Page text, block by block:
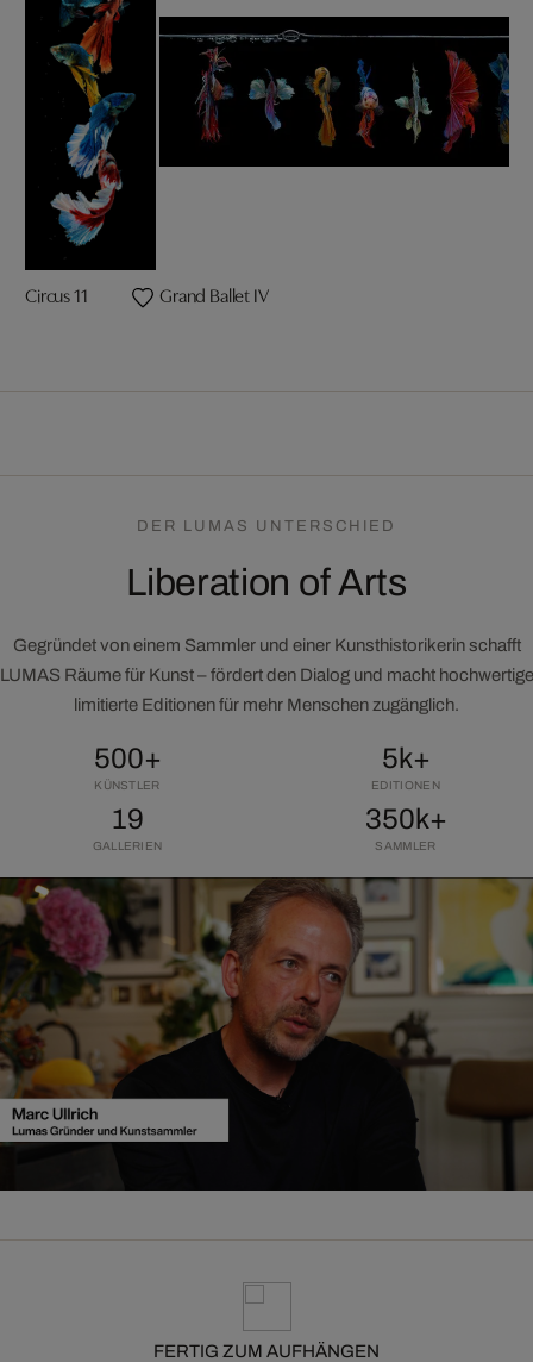
Circus 11 Grand Ballet IV
DER LUMAS UNTERSCHIED
Liberation of Arts
Gegründet von einem Sammler und einer Kunsthistorikerin schafft
LUMAS Räume für Kunst – fördert den Dialog und macht hochwertige
limitierte Editionen für mehr Menschen zugänglich.
500+
KÜNSTLER
5k+
EDITIONEN
19
GALLERIEN
350k+
SAMMLER
FERTIG ZUM AUFHÄNGEN